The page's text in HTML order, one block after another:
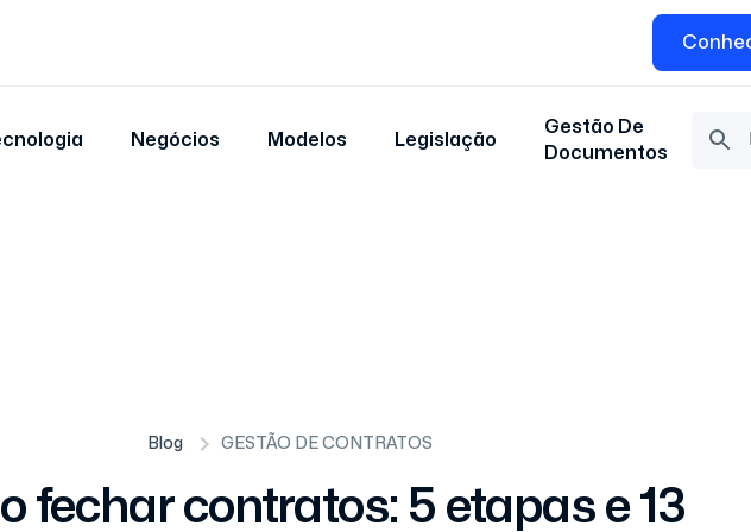
Negócios Modelos Legislação
Gestão De
Documentos
Blog GESTÃO DE CONTRATOS
fechar contratos: 5 etapas e 13